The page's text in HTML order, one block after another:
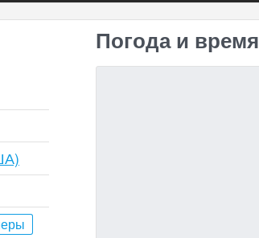
Погода и время